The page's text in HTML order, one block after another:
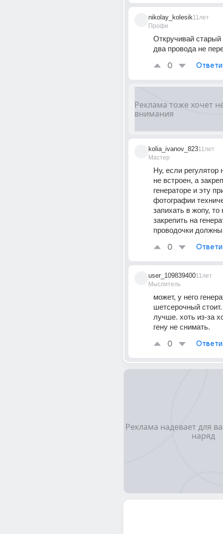
nikolay_kolesik
Профи
11лет
Откручивай старый
два провода не
0
kolia_ivanov_823
Мастер
11лет
Ну, если регулятор
не встроен, а
генераторе и эту
фотографии
запихать в жопу, то
закрепить на
проводочки должны
0
user_109839400
Мыслитель
11лет
может, у него
шетсерочный
лучше. хоть из-за
гену не снимать.
0